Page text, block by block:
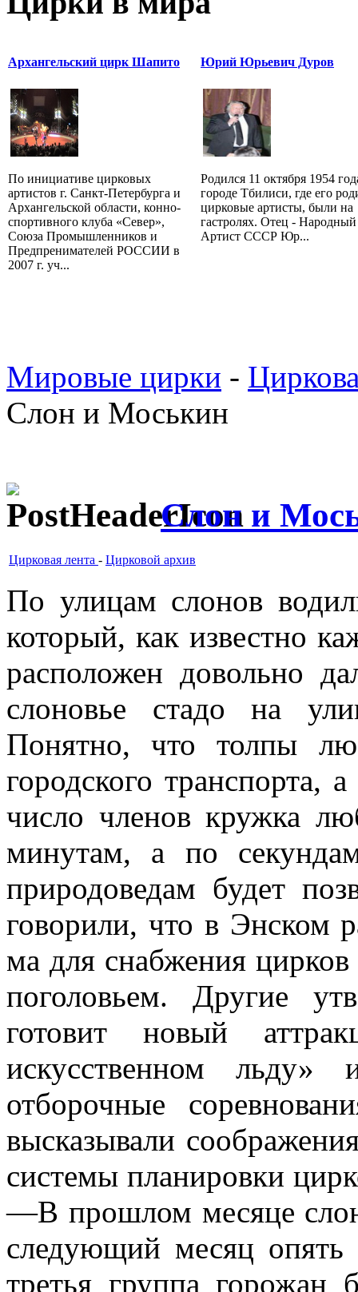
Архангельский цирк Шапито
По инициативе цирковых
артистов г. Санкт-Петербурга и
Архангельской области, конно-
спортивного клуба «Север»,
Союза Промышленников и
Предпренимателей РОССИИ в
2007 г. уч...
Юрий Юрьевич Дуров
Родился 11 октября 1954
городе Тбилиси, где его
цирковые артисты, были на
гастролях. Отец - Народный
Артист СССР Юр...
Мировые цирки -
Слон и Моськин
Слон и
Цирковая лента - Цирковой архив
По улицам слонов
который, как известно
расположен довольно
слоновье стадо на
Понятно, что толпы
городского транспорта,
число членов кружка
минутам, а по
природоведам будет
говорили, что в Энском
ма для снабжения
поголовьем. Другие
готовит новый
искусственном
отборочные
высказывали
системы планировки
—В прошлом месяце
сле­дующий месяц
третья группа